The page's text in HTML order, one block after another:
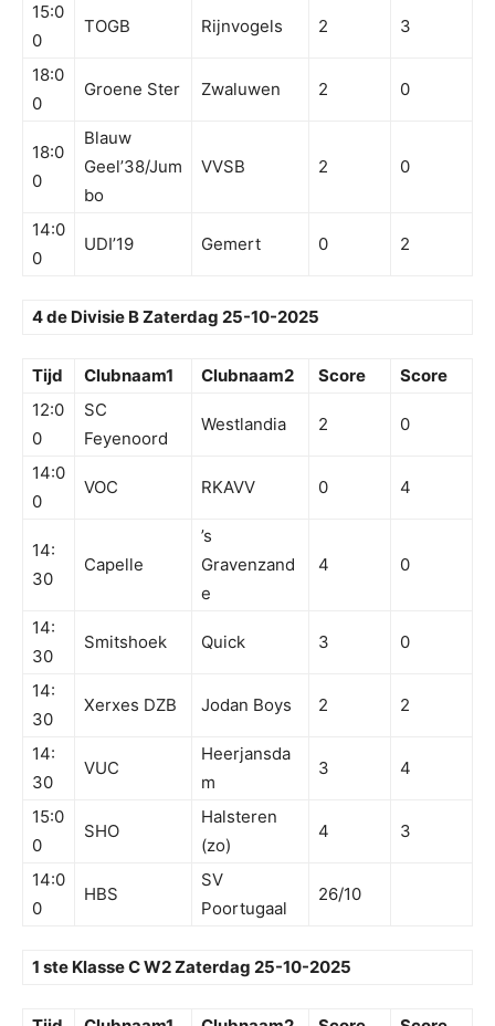
15:0
0
TOGB Rijnvogels 2 3
18:0
0
Groene Ster Zwaluwen 2 0
18:0
0
Blauw
Geel’38/Jum
bo
VVSB 2 0
14:0
0
UDI’19 Gemert 0 2
4 de Divisie B Zaterdag 25-10-2025
Tijd Clubnaam1 Clubnaam2 Score
Score
12:0
0
SC
Feyenoord
Westlandia 2 0
14:0
0
VOC RKAVV 0 4
14:
30
Capelle
’s
Gravenzand
e
4 0
14:
30
Smitshoek Quick 3 0
14:
30
Xerxes DZB Jodan Boys 2 2
14:
30
VUC
Heerjansda
m
3 4
15:0
0
SHO
Halsteren
(zo)
4 3
14:0
0
HBS
SV
Poortugaal
26/10
1 ste Klasse C W2 Zaterdag 25-10-2025